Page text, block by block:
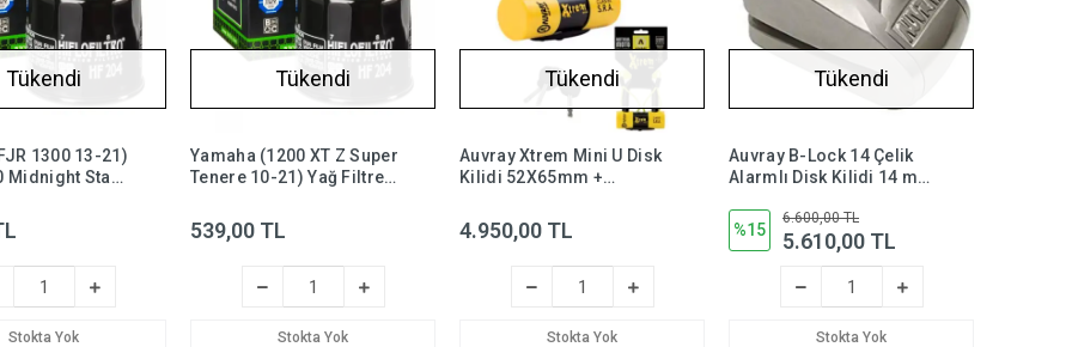
Tükendi
1300 13-21)
Midnight Star
Stokta Yok
Tükendi
Yamaha (1200 XT Z Super
Tenere 10-21) Yağ Filtresi
539,00 TL
Stokta Yok
Tükendi
Auvray Xtrem Mini U Disk
Kilidi 52X65mm +
Hediyeli
4.950,00 TL
Stokta Yok
Tükendi
Auvray B-Lock 14 Çelik
Alarmlı Disk Kilidi 14 mm
%15
6.600,00 TL
5.610,00 TL
Stokta Yok